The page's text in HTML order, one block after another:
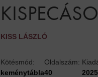
KISS LÁSZLÓ
Kötésmód:
keménytábla
Oldalszám:
40
2025